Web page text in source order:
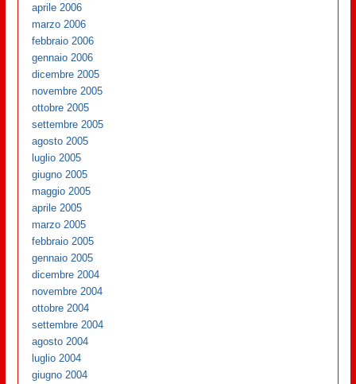
aprile 2006
marzo 2006
febbraio 2006
gennaio 2006
dicembre 2005
novembre 2005
ottobre 2005
settembre 2005
agosto 2005
luglio 2005
giugno 2005
maggio 2005
aprile 2005
marzo 2005
febbraio 2005
gennaio 2005
dicembre 2004
novembre 2004
ottobre 2004
settembre 2004
agosto 2004
luglio 2004
giugno 2004